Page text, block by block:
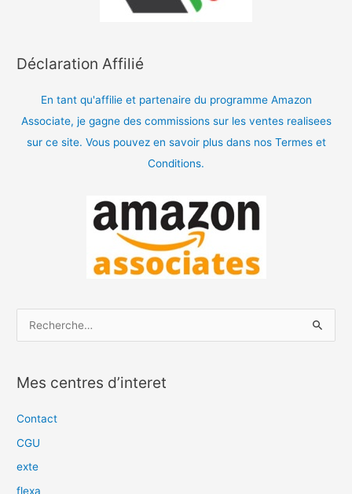
Déclaration Affilié
En tant qu'affilie et partenaire du programme Amazon
Associate, je gagne des commissions sur les ventes realisees
sur ce site. Vous pouvez en savoir plus dans nos Termes et
Conditions.
h
e
Mes centres d’interet
Contact
CGU
exte
flexa